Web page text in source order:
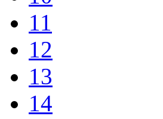
11
12
13
14